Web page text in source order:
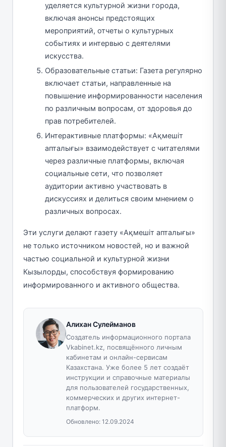
уделяется культурной жизни города,
включая анонсы предстоящих
мероприятий, отчеты о культурных
событиях и интервью с деятелями
искусства.
Образовательные статьи: Газета регулярно
включает статьи, направленные на
повышение информированности населения
по различным вопросам, от здоровья до
прав потребителей.
Интерактивные платформы: «Ақмешіт
апталығы» взаимодействует с читателями
через различные платформы, включая
социальные сети, что позволяет
аудитории активно участвовать в
дискуссиях и делиться своим мнением о
различных вопросах.
Эти услуги делают газету «Ақмешіт апталығы»
не только источником новостей, но и важной
частью социальной и культурной жизни
Кызылорды, способствуя формированию
информированного и активного общества.
Алихан Сулейманов
Создатель информационного портала
Vkabinet.kz, посвящённого личным
кабинетам и онлайн-сервисам
Казахстана. Уже более 5 лет создаёт
инструкции и справочные материалы
для пользователей государственных,
коммерческих и других интернет-
платформ.
Обновлено: 12.09.2024